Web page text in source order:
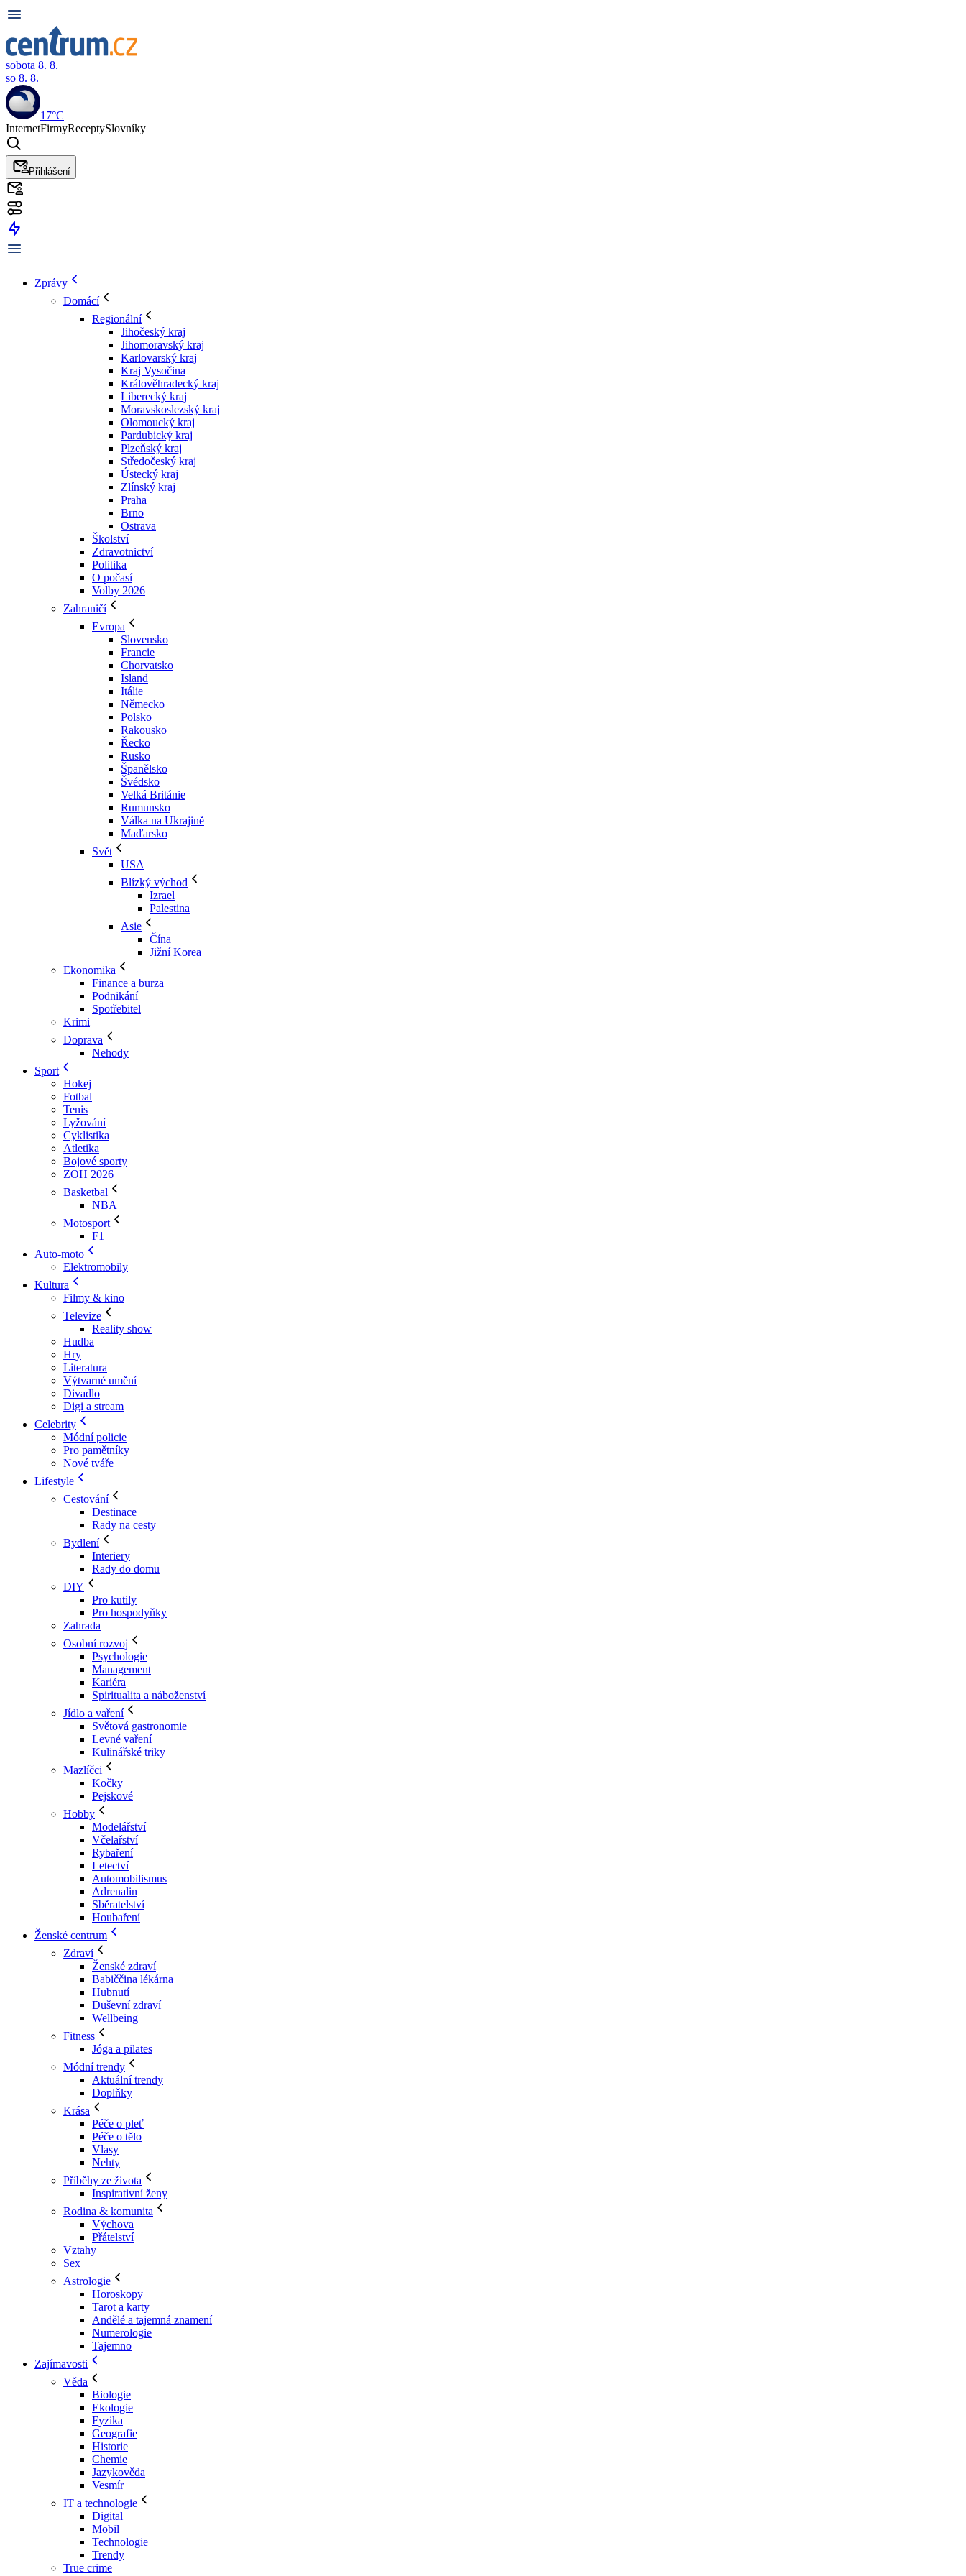
sobota 8. 8.
so 8. 8.
17°C
InternetFirmyReceptySlovníky
Přihlášení
Zprávy
Domácí
Regionální
Jihočeský kraj
Jihomoravský kraj
Karlovarský kraj
Kraj Vysočina
Králověhradecký kraj
Liberecký kraj
Moravskoslezský kraj
Olomoucký kraj
Pardubický kraj
Plzeňský kraj
Středočeský kraj
Ústecký kraj
Zlínský kraj
Praha
Brno
Ostrava
Školství
Zdravotnictví
Politika
O počasí
Volby 2026
Zahraničí
Evropa
Slovensko
Francie
Chorvatsko
Island
Itálie
Německo
Polsko
Rakousko
Řecko
Rusko
Španělsko
Švédsko
Velká Británie
Rumunsko
Válka na Ukrajině
Maďarsko
Svět
USA
Blízký východ
Izrael
Palestina
Asie
Čína
Jižní Korea
Ekonomika
Finance a burza
Podnikání
Spotřebitel
Krimi
Doprava
Nehody
Sport
Hokej
Fotbal
Tenis
Lyžování
Cyklistika
Atletika
Bojové sporty
ZOH 2026
Basketbal
NBA
Motosport
F1
Auto-moto
Elektromobily
Kultura
Filmy & kino
Televize
Reality show
Hudba
Hry
Literatura
Výtvarné umění
Divadlo
Digi a stream
Celebrity
Módní policie
Pro pamětníky
Nové tváře
Lifestyle
Cestování
Destinace
Rady na cesty
Bydlení
Interiery
Rady do domu
DIY
Pro kutily
Pro hospodyňky
Zahrada
Osobní rozvoj
Psychologie
Management
Kariéra
Spiritualita a náboženství
Jídlo a vaření
Světová gastronomie
Levné vaření
Kulinářské triky
Mazlíčci
Kočky
Pejskové
Hobby
Modelářství
Včelařství
Rybaření
Letectví
Automobilismus
Adrenalin
Sběratelství
Houbaření
Ženské centrum
Zdraví
Ženské zdraví
Babiččina lékárna
Hubnutí
Duševní zdraví
Wellbeing
Fitness
Jóga a pilates
Módní trendy
Aktuální trendy
Doplňky
Krása
Péče o pleť
Péče o tělo
Vlasy
Nehty
Příběhy ze života
Inspirativní ženy
Rodina & komunita
Výchova
Přátelství
Vztahy
Sex
Astrologie
Horoskopy
Tarot a karty
Andělé a tajemná znamení
Numerologie
Tajemno
Zajímavosti
Věda
Biologie
Ekologie
Fyzika
Geografie
Historie
Chemie
Jazykověda
Vesmír
IT a technologie
Digital
Mobil
Technologie
Trendy
True crime